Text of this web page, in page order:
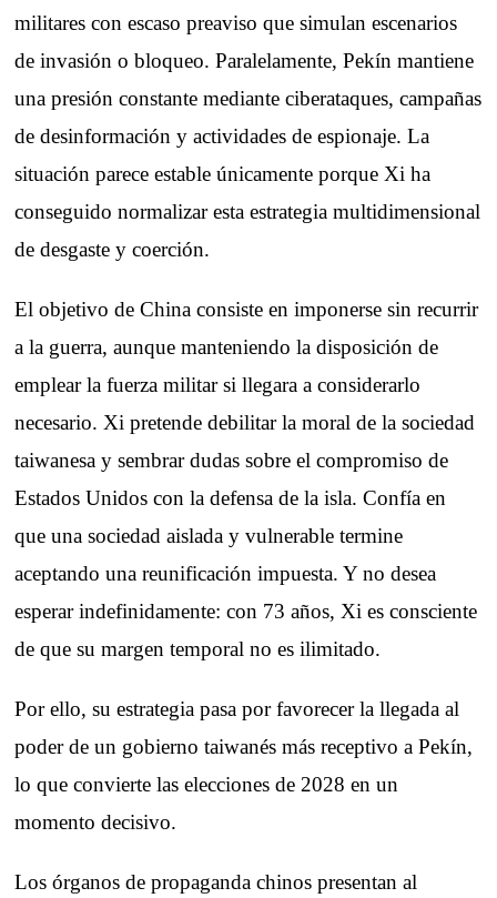
militares con escaso preaviso que simulan escenarios
de invasión o bloqueo. Paralelamente, Pekín mantiene
una presión constante mediante ciberataques, campañas
de desinformación y actividades de espionaje. La
situación parece estable únicamente porque Xi ha
conseguido normalizar esta estrategia multidimensional
de desgaste y coerción.
El objetivo de China consiste en imponerse sin recurrir
a la guerra, aunque manteniendo la disposición de
emplear la fuerza militar si llegara a considerarlo
necesario. Xi pretende debilitar la moral de la sociedad
taiwanesa y sembrar dudas sobre el compromiso de
Estados Unidos con la defensa de la isla. Confía en
que una sociedad aislada y vulnerable termine
aceptando una reunificación impuesta. Y no desea
esperar indefinidamente: con 73 años, Xi es consciente
de que su margen temporal no es ilimitado.
Por ello, su estrategia pasa por favorecer la llegada al
poder de un gobierno taiwanés más receptivo a Pekín,
lo que convierte las elecciones de 2028 en un
momento decisivo.
Los órganos de propaganda chinos presentan al